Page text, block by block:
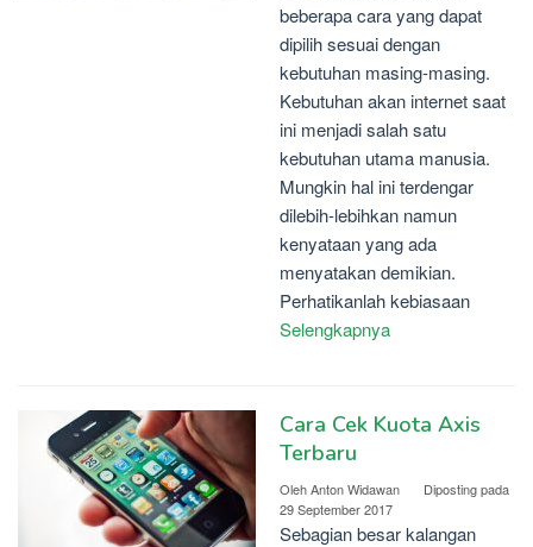
beberapa cara yang dapat
dipilih sesuai dengan
kebutuhan masing-masing.
Kebutuhan akan internet saat
ini menjadi salah satu
kebutuhan utama manusia.
Mungkin hal ini terdengar
dilebih-lebihkan namun
kenyataan yang ada
menyatakan demikian.
Perhatikanlah kebiasaan
Selengkapnya
Cara Cek Kuota Axis
Terbaru
OlehAnton Widawan
Diposting pada
29 September 2017
Sebagian besar kalangan